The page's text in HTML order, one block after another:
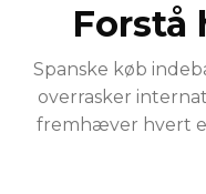
Forstå
Spanske køb
overrasker
fremhæver hvert